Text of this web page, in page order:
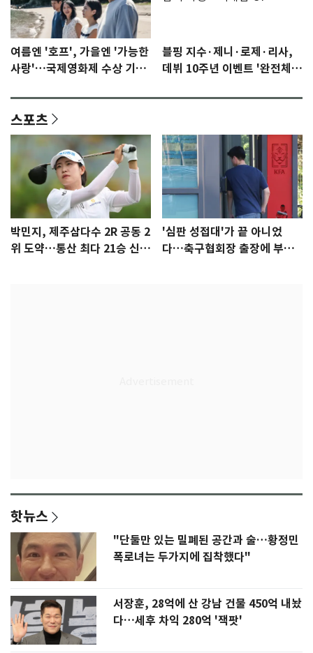
여름엔 '호프', 가을엔 '가능한
사랑'…국제영화제 수상 기대
블핑 지수·제니·로제·리사,
데뷔 10주년 이벤트 '완전체'
스포츠
박민지, 제주삼다수 2R 공동 2
위 도약…통산 최다 21승 신기
'심판 성접대'가 끝 아니었
다…축구협회장 출장에 부인
핫뉴스
"단둘만 있는 밀폐된 공간과 술…황정민
폭로녀는 두가지에 집착했다"
서장훈, 28억에 산 강남 건물 450억 내놨
다…세후 차익 280억 '잭팟'